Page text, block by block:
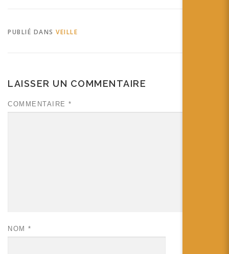
PUBLIÉ DANS VEILLE
LAISSER UN COMMENTAIRE
COMMENTAIRE *
NOM *